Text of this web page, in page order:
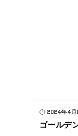
2024年4月
ゴールデ